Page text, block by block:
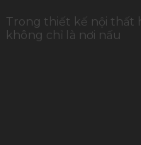
Trong thiết kế nội thất
không chỉ là nơi nấu